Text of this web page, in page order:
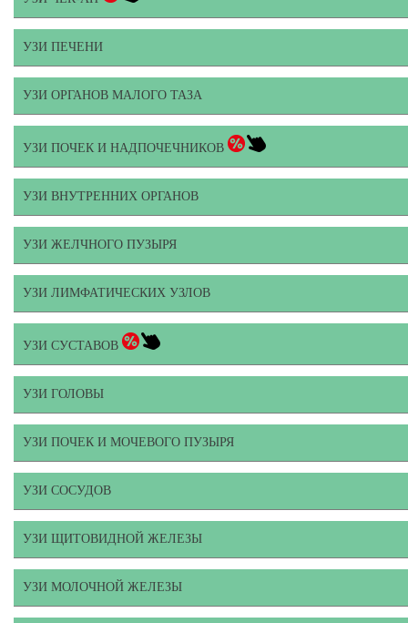
УЗИ ПЕЧЕНИ
УЗИ ОРГАНОВ МАЛОГО ТАЗА
УЗИ ПОЧЕК И НАДПОЧЕЧНИКОВ
УЗИ ВНУТРЕННИХ ОРГАНОВ
УЗИ ЖЕЛЧНОГО ПУЗЫРЯ
УЗИ ЛИМФАТИЧЕСКИХ УЗЛОВ
УЗИ СУСТАВОВ
УЗИ ГОЛОВЫ
УЗИ ПОЧЕК И МОЧЕВОГО ПУЗЫРЯ
УЗИ СОСУДОВ
УЗИ ЩИТОВИДНОЙ ЖЕЛЕЗЫ
УЗИ МОЛОЧНОЙ ЖЕЛЕЗЫ